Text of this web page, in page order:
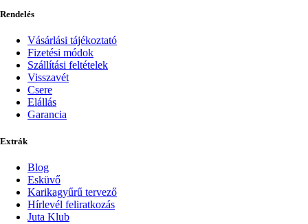
Rendelés
Vásárlási tájékoztató
Fizetési módok
Szállítási feltételek
Visszavét
Csere
Elállás
Garancia
Extrák
Blog
Esküvő
Karikagyűrű tervező
Hírlevél feliratkozás
Juta Klub